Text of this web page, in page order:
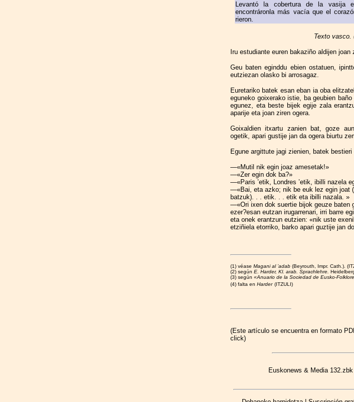
Levantó la cobertura de la vasija
encontráronla más vacía que el
rieron.
Texto vasco.
Iru estudiante euren bakaziño aldijen
Geu baten eginddu ebien ostatuen,
eutziezan olasko bi arrosagaz.
Euretariko batek esan eban ia oba
eguneko goixerako istie, ba geubien
egunez, eta beste bijek egije zala
aparije eta joan ziren ogera.
Goixaldien itxartu zanien bat, goze
ogetik, apari gustije jan da ogera biurtu
Egune argittute jagi zienien, batek bestieri
—«Mutil nik egin joaz amesetak!»
—«Zer egin dok ba?»
—«Paris ’etik, Londres ’etik, ibilli nazela
—«Bai, eta azko; nik be euk lez egin joat
batzuk). . . etik. . . etik eta ibilli nazala. »
—«Ori ixen dok suertie bijok geuze baten
ezer?esan eutzan irugarrenari, irri barre
eta onek erantzun eutzien: «nik uste
etziñiela etorriko, barko apari guztije jan
(1) véase Magani al ’adab (Beyrouth, Impr. Cath.).
(2) según E. Harder, Kl. arab. Sprachlehre.
(3) según «Anuario de la Sociedad de Eusko-
(4) falta en Harder (ITZULI)
(Este artículo se encuentra en formato
click)
Euskonews & Media